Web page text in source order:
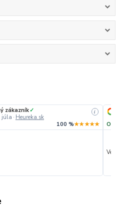
zákazník✓
júla · Heureka.sk
i
100 %★★★★★